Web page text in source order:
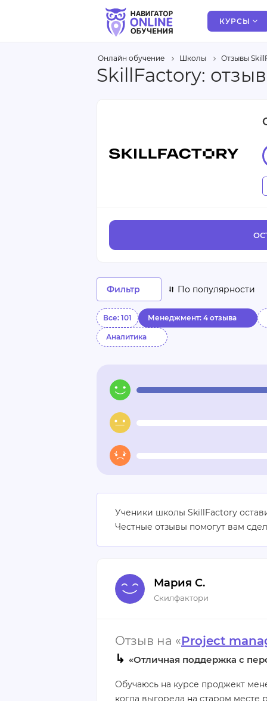
КУРСЫ
Онлайн обучение Школы Отзывы
SkillFactory:
Ученики школы SkillFactory
Честные отзывы помогут вам
Мария С.
Скилфактори
Отзыв на «Project
↳ «Отличная поддержка с
Обучаюсь на курсе проджект
когда выгорела на старом месте
Фильтр По популярности
Все: 101 Менеджмент: 4 отзыва
Аналитика